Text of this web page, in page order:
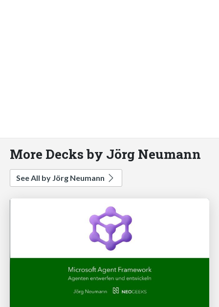
More Decks by Jörg Neumann
See All by Jörg Neumann